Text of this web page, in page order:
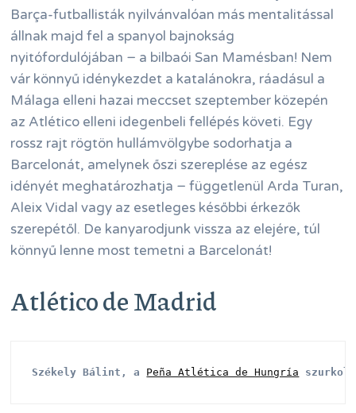
Barça-futballisták nyilvánvalóan más mentalitással
állnak majd fel a spanyol bajnokság
nyitófordulójában − a bilbaói San Mamésban! Nem
vár könnyű idénykezdet a katalánokra, ráadásul a
Málaga elleni hazai meccset szeptember közepén
az Atlético elleni idegenbeli fellépés követi. Egy
rossz rajt rögtön hullámvölgybe sodorhatja a
Barcelonát, amelynek őszi szereplése az egész
idényét meghatározhatja − függetlenül Arda Turan,
Aleix Vidal vagy az esetleges későbbi érkezők
szerepétől. De kanyarodjunk vissza az elejére, túl
könnyű lenne most temetni a Barcelonát!
Atlético de Madrid
Székely Bálint, a Peña Atlética de Hungría